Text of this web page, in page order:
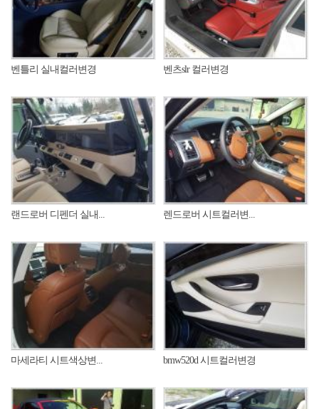
벤틀리 실내컬러변경 벤츠slr 컬러변경
랜드로버 디펜더 실내... 렌드로버 시트컬러변...
마세라티 시트색상변... bmw520d 시트컬러변경